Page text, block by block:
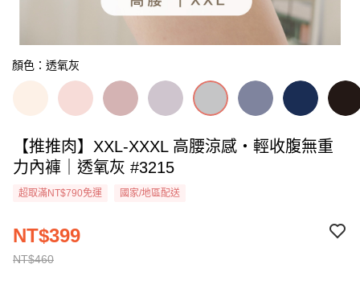
顏色：透氧灰
【推推肉】XXL-XXXL 高腰涼感・輕收腹無重
力內褲｜透氧灰 #3215
超取滿NT$790免運 國家/地區配送
NT$460
NT$399